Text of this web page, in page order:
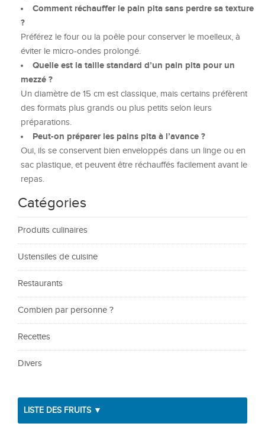
Comment réchauffer le pain pita sans perdre sa texture
?
Préférez le four ou la poêle pour conserver le moelleux, à
éviter le micro-ondes prolongé.
Quelle est la taille standard d’un pain pita pour un
mezzé ?
Un diamètre de 15 cm est classique, mais certains préfèrent
des formats plus grands ou plus petits selon leurs
préparations.
Peut-on préparer les pains pita à l’avance ?
Oui, ils se conservent bien enveloppés dans un linge ou en
sac plastique, et peuvent être réchauffés facilement avant le
repas.
Catégories
Produits culinaires
Ustensiles de cuisine
Restaurants
Combien par personne ?
Recettes
Divers
LISTE DES FRUITS ▼